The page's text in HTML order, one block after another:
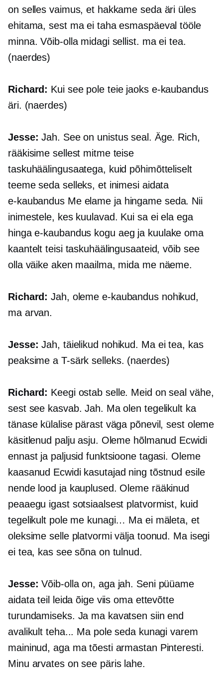
on selles vaimus, et hakkame seda äri üles
ehitama, sest ma ei taha esmaspäeval tööle
minna. Võib-olla midagi sellist. ma ei tea.
(naerdes)
Richard: Kui see pole teie jaoks e-kaubandus
äri. (naerdes)
Jesse: Jah. See on unistus seal. Äge. Rich,
rääkisime sellest mitme teise
taskuhäälingusaatega, kuid põhimõtteliselt
teeme seda selleks, et inimesi aidata
e-kaubandusMe elame ja hingame seda. Nii
inimestele, kes kuulavad. Kui sa ei ela ega
hingae-kaubandus kogu aeg ja kuulake oma
kaantelt teisi taskuhäälingusaateid, võib see
olla väike aken maailma, mida me näeme.
Richard: Jah, olemee-kaubandusnohikud,
ma arvan.
Jesse: Jah, täielikud nohikud. Ma ei tea, kas
peaksime a T-särk selleks. (naerdes)
Richard: Keegi ostab selle. Meid on seal vähe,
sest see kasvab. Jah. Ma olen tegelikult ka
tänase külalise pärast väga põnevil, sest oleme
käsitlenud palju asju. Oleme hõlmanud Ecwidi
ennast ja paljusid funktsioone tagasi. Oleme
kaasanud Ecwidi kasutajad ning tõstnud esile
nende lood ja kauplused. Oleme rääkinud
peaaegu igast sotsiaalsest platvormist, kuid
tegelikult pole me kunagi… Ma ei mäleta, et
oleksime selle platvormi välja toonud. Ma isegi
ei tea, kas see sõna on tulnud.
Jesse: Võib-olla on, aga jah. Seni püüame
aidata teil leida õige viis oma ettevõtte
turundamiseks. Ja ma kavatsen siin end
avalikult teha... Ma pole seda kunagi varem
maininud, aga ma tõesti armastan Pinteresti.
Minu arvates on see päris lahe.